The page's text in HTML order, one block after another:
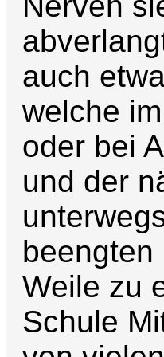
auch
welche
oder bei
und der
Weile zu
Schule